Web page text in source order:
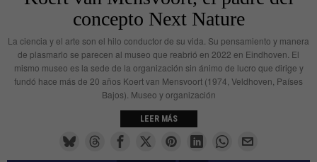
concepto Next Nature
La ciencia y el arte son el hilo conductor de su vida. Su pensamiento y manera
de plasmarlo se parecen al museo que reabrió en 2022 en Eindhoven. El
mismo museo es la sede de la organización sin ánimo de lucro que dirige y
fundó hace más de 20 años Koert van Mensvoort (1974, Veldhoven, Países
Bajos). Museo y organización
LEER MÁS